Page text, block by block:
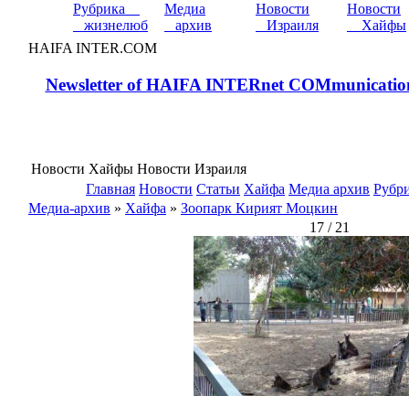
Рубрика
жизнелюб
Медиа
архив
Новости
Израиля
Новости
Хайфы
HAIFA INTER.COM
Newsletter of HAIFA INTERnet
Новости Хайфы Новости Израиля
Главная Новости Статьи Хайфа Медиа архив
Медиа-архив » Хайфа » Зоопарк Кирият Моцкин
17 / 21